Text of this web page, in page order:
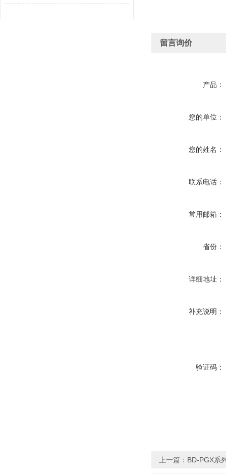
留言询价
产品：
您的单位：
您的姓名：
联系电话：
常用邮箱：
省份：
详细地址：
补充说明：
验证码：
上一篇： BD-PGX系